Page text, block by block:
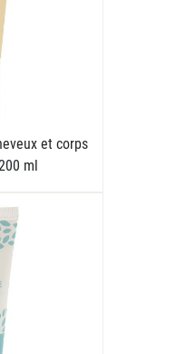
et corps
ml